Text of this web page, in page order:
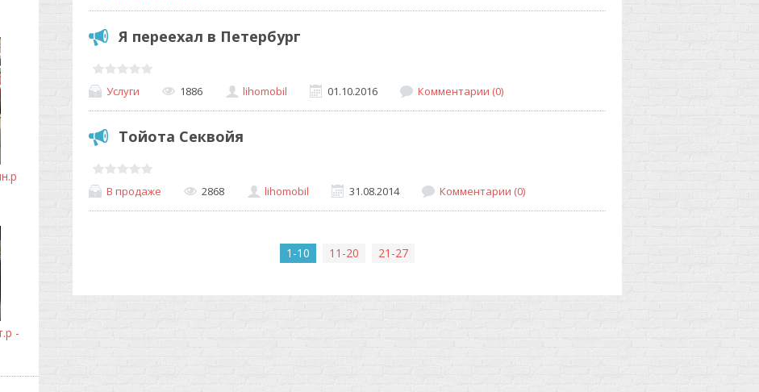
Я переехал в Петербург
Услуги 1886 lihomobil 01.10.2016 Комментарии (0)
Тойота Секвойя
В продаже 2868 lihomobil 31.08.2014 Комментарии (0)
1-10 11-20 21-27
-